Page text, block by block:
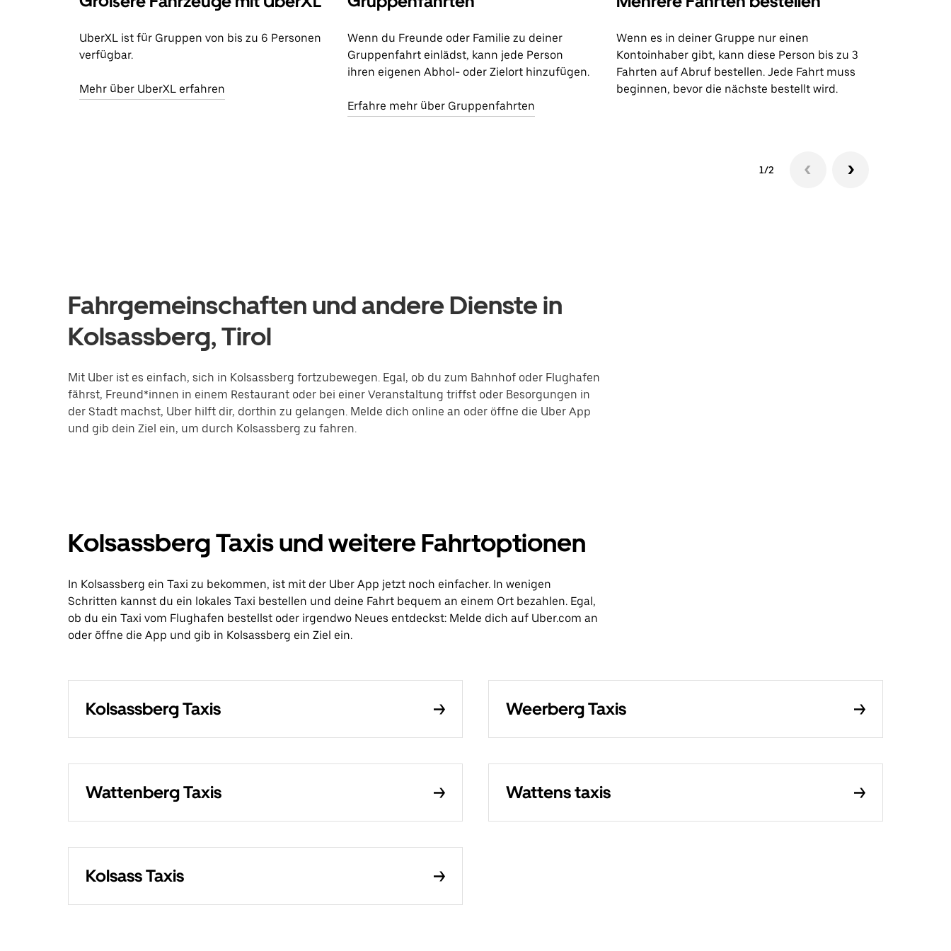
UberXL ist für Gruppen von bis zu 6 Personen
verfügbar.
Mehr über UberXL erfahren
Wenn du Freunde oder Familie zu deiner
Gruppenfahrt einlädst, kann jede Person
ihren eigenen Abhol- oder Zielort hinzufügen.
Erfahre mehr über Gruppenfahrten
Wenn es in deiner Gruppe nur einen
Kontoinhaber gibt, kann diese Person bis zu 3
Fahrten auf Abruf bestellen. Jede Fahrt muss
beginnen, bevor die nächste bestellt wird.
1/2
Fahrgemeinschaften und andere Dienste in
Kolsassberg, Tirol
Mit Uber ist es einfach, sich in Kolsassberg fortzubewegen. Egal, ob du zum Bahnhof oder Flughafen
fährst, Freund*innen in einem Restaurant oder bei einer Veranstaltung triffst oder Besorgungen in
der Stadt machst, Uber hilft dir, dorthin zu gelangen. Melde dich online an oder öffne die Uber App
und gib dein Ziel ein, um durch Kolsassberg zu fahren.
Kolsassberg Taxis und weitere Fahrtoptionen
In Kolsassberg ein Taxi zu bekommen, ist mit der Uber App jetzt noch einfacher. In wenigen
Schritten kannst du ein lokales Taxi bestellen und deine Fahrt bequem an einem Ort bezahlen. Egal,
ob du ein Taxi vom Flughafen bestellst oder irgendwo Neues entdeckst: Melde dich auf Uber.com an
oder öffne die App und gib in Kolsassberg ein Ziel ein.
Kolsassberg Taxis Weerberg Taxis
Wattenberg Taxis Wattens taxis
Kolsass Taxis